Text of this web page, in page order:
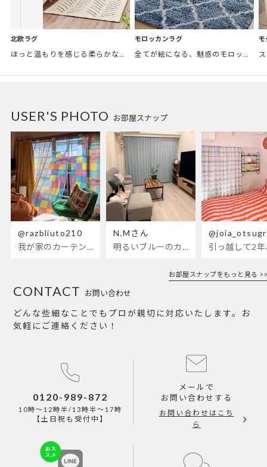
北欧ラグ
ほっと温もりを感じる柔らかな表情のものから、お部屋をぱっと明るくしているブライトカラーのアイテムまで幅広くご用意しました。
モロッカンラグ
全てが絵になる、魅惑のモロッカンスタイル。トレンド感あふれるおしゃれな空間づくりに。
お部屋スナップ
USER'S PHOTO
@razbliuto210
我が家のカーテンが新しくなりました🌼早起きが超絶苦手な私が、思わず朝カーテンを開けて光合成するようになったステンドグラスカーテン…！
N.Mさん
明るいブルーのカーテンで、部屋全体が明るく。白を基調とした部屋にぴったりです。
お部屋スナップをもっと見る >>
お問い合わせ
CONTACT
どんな些細なことでもプロが親切に対応いたします。お
気軽にご連絡ください！
0120-989-872
10時～12時半/13時半～17時
【土日祝も受付中】
メールで
お問い合わせする
お問い合わせはこち
ら